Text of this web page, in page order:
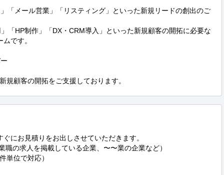
「メール営業」「リスティング」といった新規リードの創出のご
「HP制作」「DX・CRM導入」といった新規顧客の開拓に必要な
です。
規顧客の開拓をご支援しております。
にお見積りをお出しさせていただきます。
の求人を掲載している企業、〜〜業の企業など）
単位で対応）